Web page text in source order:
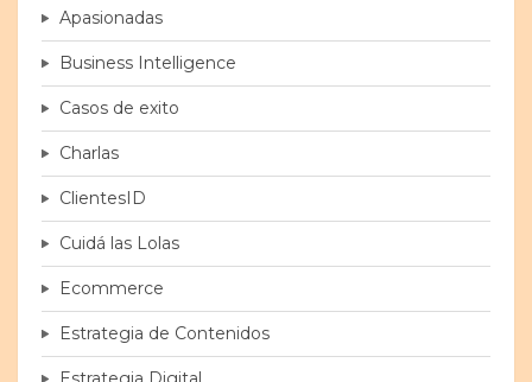
Apasionadas
Business Intelligence
Casos de exito
Charlas
ClientesID
Cuidá las Lolas
Ecommerce
Estrategia de Contenidos